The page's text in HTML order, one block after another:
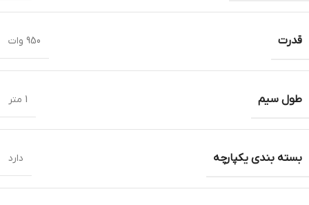
قدرت 950 وات
طول سیم 1 متر
بسته بندی یکپارچه دارد